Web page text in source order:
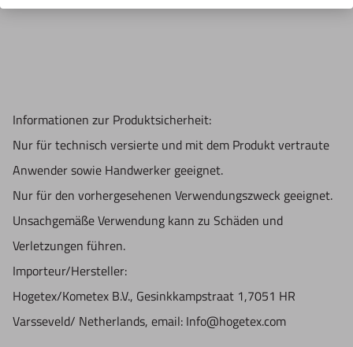
Informationen zur Produktsicherheit:
Nur für technisch versierte und mit dem Produkt vertraute
Anwender sowie Handwerker geeignet.
Nur für den vorhergesehenen Verwendungszweck geeignet.
Unsachgemäße Verwendung kann zu Schäden und
Verletzungen führen.
Importeur/Hersteller:
Hogetex/Kometex B.V., Gesinkkampstraat 1,7051 HR
Varsseveld/ Netherlands, email: Info@hogetex.com